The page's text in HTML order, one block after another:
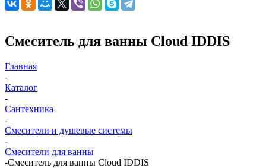
Смеситель для ванны Cloud IDDIS
Главная
-
Каталог
-
Сантехника
-
Смесители и душевые системы
-
Смесители для ванны
-Смеситель для ванны Cloud IDDIS